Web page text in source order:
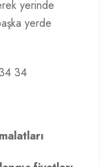
yerinde
yerde
34